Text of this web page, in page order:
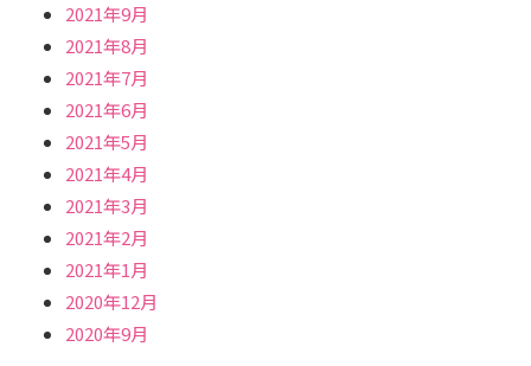
2021年9月
2021年8月
2021年7月
2021年6月
2021年5月
2021年4月
2021年3月
2021年2月
2021年1月
2020年12月
2020年9月